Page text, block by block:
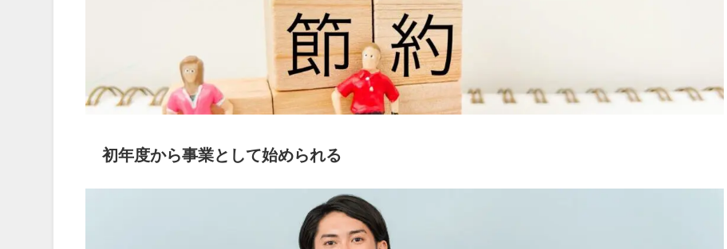
初年度から事業として始められる